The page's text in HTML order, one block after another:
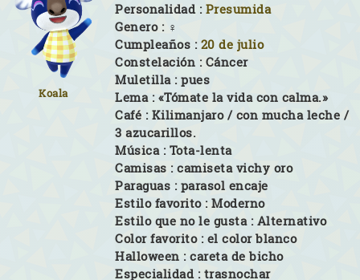
Koala
Personalidad : Presumida
Genero : ♀
Cumpleaños : 20 de julio
Constelación : Cáncer
Muletilla : pues
Lema : «Tómate la vida con calma.»
Café : Kilimanjaro / con mucha leche /
3 azucarillos.
Música : Tota-lenta
Camisas : camiseta vichy oro
Paraguas : parasol encaje
Estilo favorito : Moderno
Estilo que no le gusta : Alternativo
Color favorito : el color blanco
Halloween : careta de bicho
Especialidad : trasnochar